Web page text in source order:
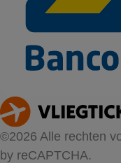
©2026 Alle rechten
by reCAPTCHA.